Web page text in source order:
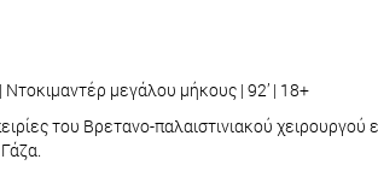
μεγάλου μήκους | 92’ | 18+
του Βρετανο-παλαιστινιακού